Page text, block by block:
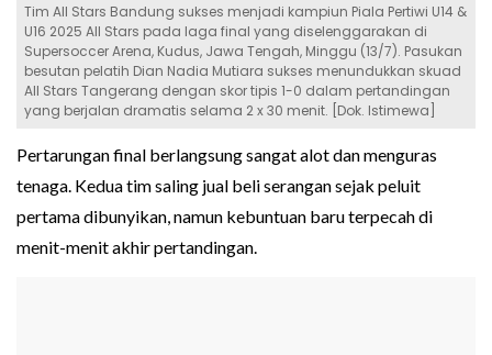
Tim All Stars Bandung sukses menjadi kampiun Piala Pertiwi U14 &
U16 2025 All Stars pada laga final yang diselenggarakan di
Supersoccer Arena, Kudus, Jawa Tengah, Minggu (13/7). Pasukan
besutan pelatih Dian Nadia Mutiara sukses menundukkan skuad
All Stars Tangerang dengan skor tipis 1-0 dalam pertandingan
yang berjalan dramatis selama 2 x 30 menit. [Dok. Istimewa]
Pertarungan final berlangsung sangat alot dan menguras
tenaga. Kedua tim saling jual beli serangan sejak peluit
pertama dibunyikan, namun kebuntuan baru terpecah di
menit-menit akhir pertandingan.